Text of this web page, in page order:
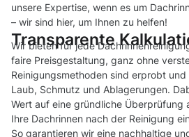
unsere Expertise, wenn es um
– wir sind hier, um Ihnen zu helfen!
Transparente
Wir bieten für jede
faire Preisgestaltung, ganz ohne
Reinigungsmethoden sind erprobt
Laub, Schmutz und Ablagerungen.
Wert auf eine gründliche Überprüfung
Ihre Dachrinnen nach der Reinigung
So garantieren wir eine nachhaltige